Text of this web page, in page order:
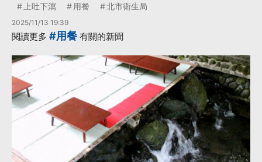
上吐下瀉 用餐 北市衛生局
2025/11/13 19:39
閱讀更多 #用餐 有關的新聞